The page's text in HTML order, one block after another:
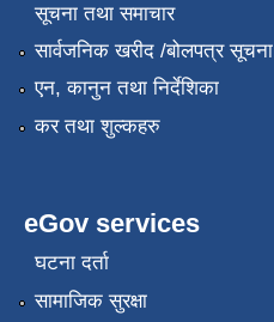
सूचना तथा समाचार
सार्वजनिक खरीद /बोलपत्र सूचना
एन, कानुन तथा निर्देशिका
कर तथा शुल्कहरु
eGov services
घटना दर्ता
सामाजिक सुरक्षा